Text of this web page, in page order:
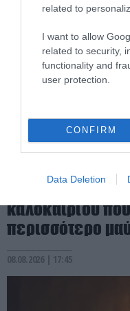
related to
I want to allow
related to security,
functionality and
user protection.
CONFIRM
Data Deletion
«Tanmaxxing»: Η
καλοκαιριού
περισσότερο
08.08.2026 | 17:45